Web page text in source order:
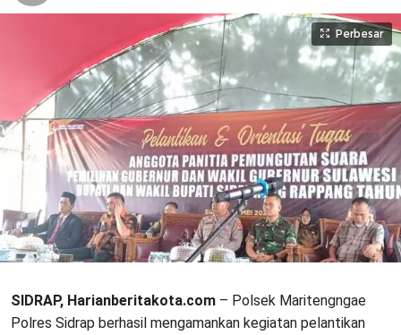
Perbesar
SIDRAP, Harianberitakota.com – Polsek Maritengngae
Polres Sidrap berhasil mengamankan kegiatan pelantikan